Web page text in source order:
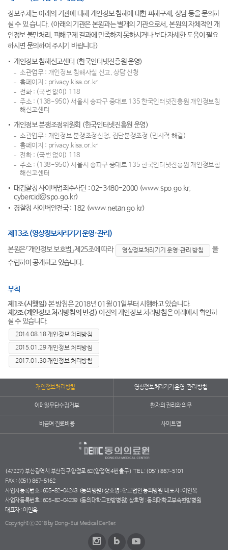
정보주체는 아래의 기관에 대해 개인정보 침해에 대한 피해구제, 상담 등을 문의하
실 수 있 습니다. (아래의 기관은 본원과는 별개의 기관으로서, 본원의 자체적인 개
인정보 불만처리, 피해구제 결과에 만족하지 못하시거나 보다 자세한 도움이 필요
하시면 문의하여 주시기 바랍니다)
개인정보 침해신고센터 (한국인터넷진흥원 운영)
소관업무 : 개인정보 침해사실 신고, 상담 신청
홈페이지 : privacy.kisa.or.kr
전화 : (국번 없이) 118
주소 : (138-950) 서울시 송파구 중대로 135 한국인터넷진흥원 개인정보침
해신고센터
개인정보 분쟁조정위원회 (한국인터넷진흥원 운영)
소관업무 : 개인정보 분쟁조정신청, 집단분쟁조정 (민사적 해결)
홈페이지 : privacy.kisa.or.kr
전화 : (국번 없이) 118
주소 : (138-950) 서울시 송파구 중대로 135 한국인터넷진흥원 개인정보침
해신고센터
대검찰청 사이버범죄수사단 : 02-3480-2000 (www.spo.go.kr,
cybercid@spo.go.kr)
경찰청 사이버안전국 : 182 (www.netan.go.kr)
제13조 (영상정보처리기기 운영·관리)
본원은『개인정보 보호법』제25조에 따라
영상정보처리기기 운영·관리 방침
을
수립하여 공개하고 있습니다.
부칙
제1조(시행일)본 방침은 2018년 01월 01일부터 시행하고 있습니다.
제2조(개인정보 처리방침의 변경)이전의 개인정보 처리방침은 아래에서 확인하
실 수 있습니다.
2014.08.18 개인정보 처리방침
2015.01.29 개인정보 처리방침
2017.01.30 개인정보 처리방침
개인정보처리방침 영상정보처리기기 운영·관리 방침
이메일무단수집거부 환자의 권리와 의무
비급여 진료비용 사이트맵
(47227) 부산광역시 부산진구 양정로 62(양정역 4번 출구) TEL : (051) 867-5101
FAX : (051) 867-5162
사업자등록번호 : 605-82-04243 (동의병원) 상호명 : 학교법인 동의병원 대표자 : 이인옥
사업자등록번호 : 605-82-04239 (동의대학교한방병원) 상호명 : 동의대학교부속한방병원
대표자 : 이인옥
Copyright ⓒ 2018 by Dong-Eui Medical Center.